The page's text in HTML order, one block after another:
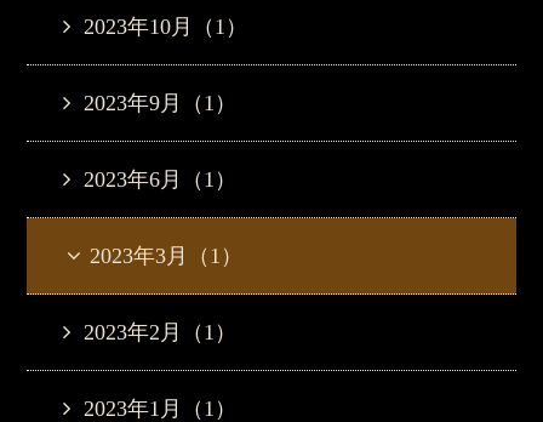
2023年10月（1）
2023年9月（1）
2023年6月（1）
2023年3月（1）
2023年2月（1）
2023年1月（1）